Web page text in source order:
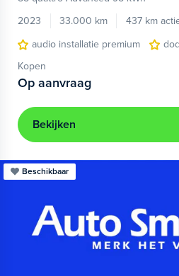
2023
33.000 km 437 km
audio installatie premium
Kopen
Op aanvraag
Bekijken
Beschikbaar